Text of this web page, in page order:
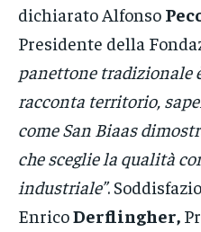
dichiarato Alfonso
Presidente della
panettone tradizionale
racconta territorio,
come San Biaas
che sceglie la qualità
industriale”.
EnricoDerflingher,